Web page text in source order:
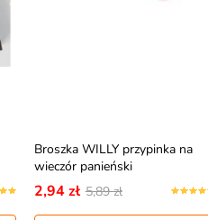
Broszka WILLY przypinka na
wieczór panieński
2,94 zł 5,89 zł